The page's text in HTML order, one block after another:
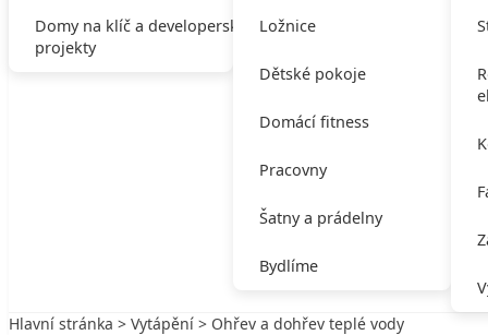
Domy na klíč a developerské
projekty
Ložnice
Dětské pokoje
Domácí fitness
Pracovny
Šatny a prádelny
Bydlíme
Hlavní stránka > Vytápění > Ohřev a dohřev teplé vody